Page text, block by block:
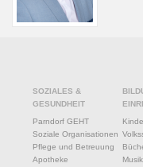
SOZIALES &
GESUNDHEIT
Parndorf GEHT
Soziale Organisationen
Pflege und Betreuung
Apotheke